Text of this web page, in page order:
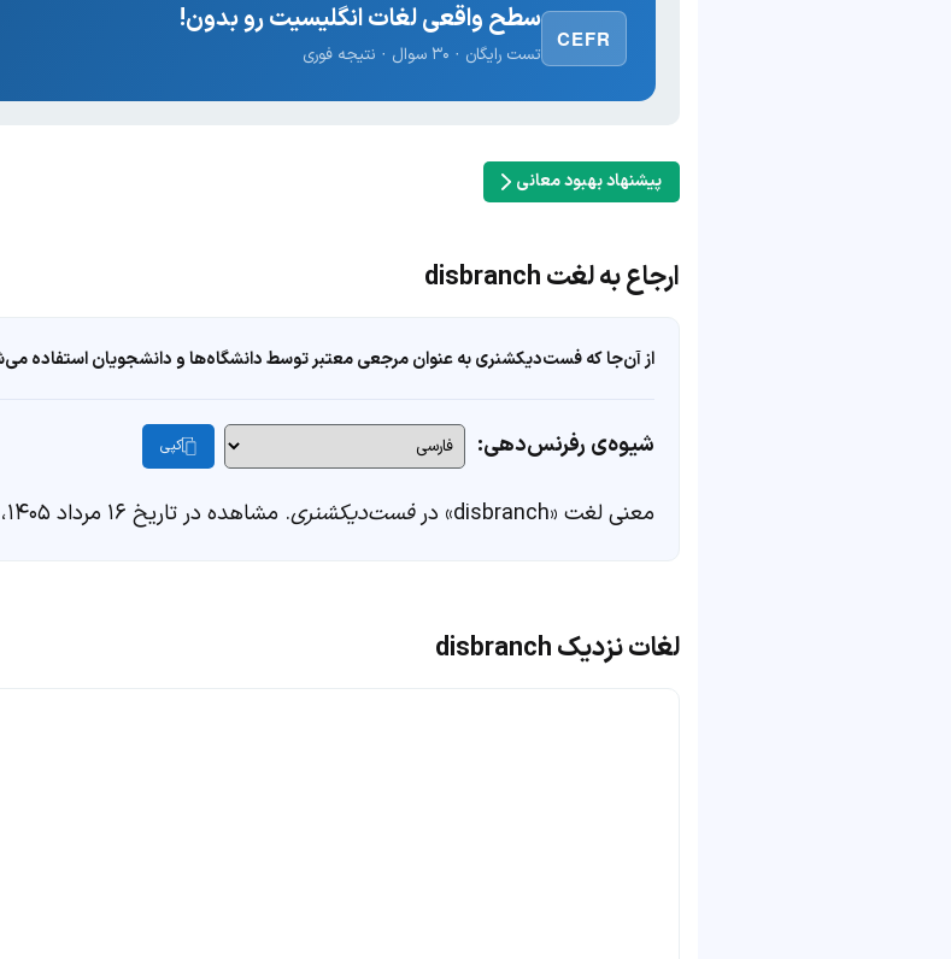
CEFR
سطح واقعی لغات انگلیسیت رو بدون!
تست رایگان · ۳۰ سوال · نتیجه فوری
پیشنهاد بهبود معانی
ارجاع به لغت disbranch
از آن‌جا که فست‌دیکشنری به عنوان مرجعی معتبر توسط دانشگاه‌ها و دانشجویان استفاده
شیوه‌ی رفرنس‌دهی: کپی
معنی لغت «disbranch» در فست‌دیکشنری. مشاهده در تاریخ ۱۶ مرداد ۱۴۰۵، از https://fastdic.com/word/disbranch
لغات نزدیک disbranch